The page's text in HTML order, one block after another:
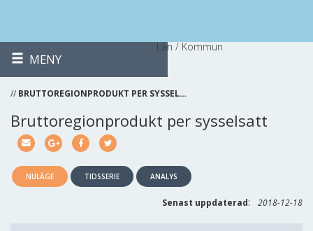
MENY
Län / Kommun
// BRUTTOREGIONPRODUKT PER SYSSEL…
Bruttoregionprodukt per sysselsatt
NULÄGE TIDSSERIE ANALYS
Senast uppdaterad: 2018-12-18